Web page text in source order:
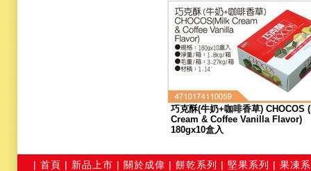
巧克酥(牛奶+咖啡香草) CHOCOS
Cream & Coffee Vanilla Flavor)
180gx10盒入
| 首頁 | 新品上市 | 關於成偉 | 餅乾系列 | 堅果系列 | 果凍